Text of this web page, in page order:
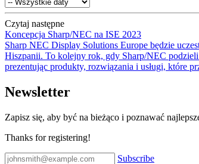
Czytaj następne
Koncepcja Sharp/NEC na ISE 2023
Sharp NEC Display Solutions Europe będzie
Hiszpanii. To kolejny rok, gdy Sharp/NEC
prezentując produkty, rozwiązania i usługi, które
Newsletter
Zapisz się, aby być na bieżąco i poznawać
Thanks for registering!
Subscribe